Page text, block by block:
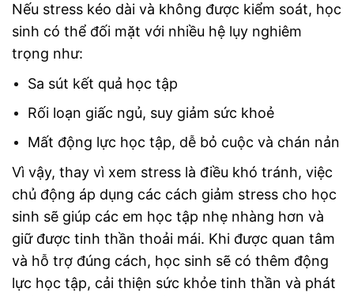
Nếu stress kéo dài và không được kiểm soát, học
sinh có thể đối mặt với nhiều hệ lụy nghiêm
trọng như:
Sa sút kết quả học tập
Rối loạn giấc ngủ, suy giảm sức khoẻ
Mất động lực học tập, dễ bỏ cuộc và chán nản
Vì vậy, thay vì xem stress là điều khó tránh, việc
chủ động áp dụng các cách giảm stress cho học
sinh sẽ giúp các em học tập nhẹ nhàng hơn và
giữ được tinh thần thoải mái. Khi được quan tâm
và hỗ trợ đúng cách, học sinh sẽ có thêm động
lực học tập, cải thiện sức khỏe tinh thần và phát